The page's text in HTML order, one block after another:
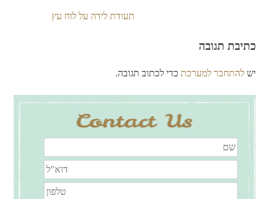
תעודת לידה על לוח עץ
כתיבת תגובה
ישלהתחבר למערכת כדי לכתוב תגובה.